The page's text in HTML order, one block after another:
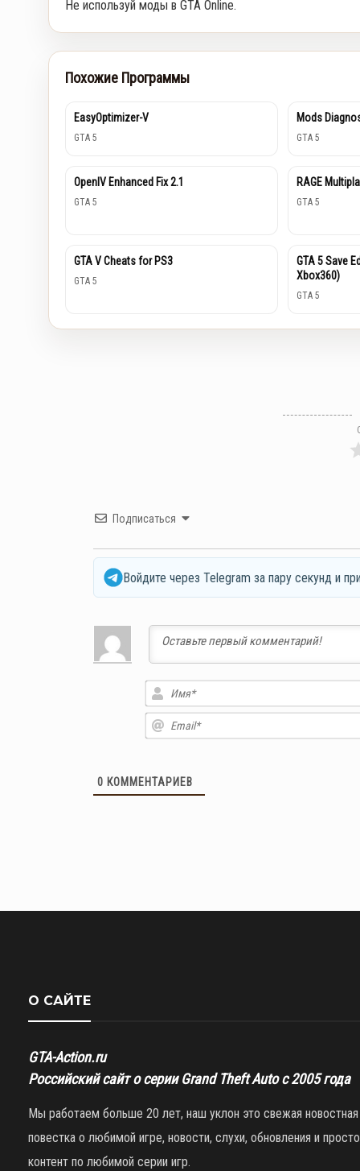
Не используй моды в GTA Online.
Похожие Программы
EasyOptimizer-V
GTA 5
Mods
GTA 5
OpenIV Enhanced Fix 2.1
GTA 5
RAGE
GTA 5
GTA V Cheats for PS3
GTA 5
GTA 5 Save
Xbox360)
GTA 5
Подписаться
Войдите через Telegram за пару секунд и
0 КОММЕНТАРИЕВ
О САЙТЕ
GTA-Action.ru
Российский сайт о серии Grand Theft Auto с 2005 года
Мы работаем больше 20 лет, наш уклон это свежая новостная
повестка о любимой игре, новости, слухи, обновления и просто
контент по любимой серии игр.